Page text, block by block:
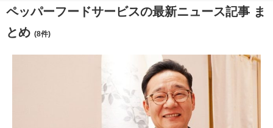
CARBON CREDITS JOURNAL
INBOUND JOURNAL
LIFE ENDING JOURNAL
AI JOURNAL
REAL ESTATE BROKERAGE JOURNAL
ペッパーフードサービスの最新ニュース記事 ま
とめ (8件)